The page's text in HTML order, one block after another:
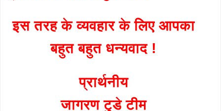
इस तरह के व्यवहार के लिए आपका
बहुत बहुत धन्यवाद !
प्रार्थनीय
जागरण टुडे टीम